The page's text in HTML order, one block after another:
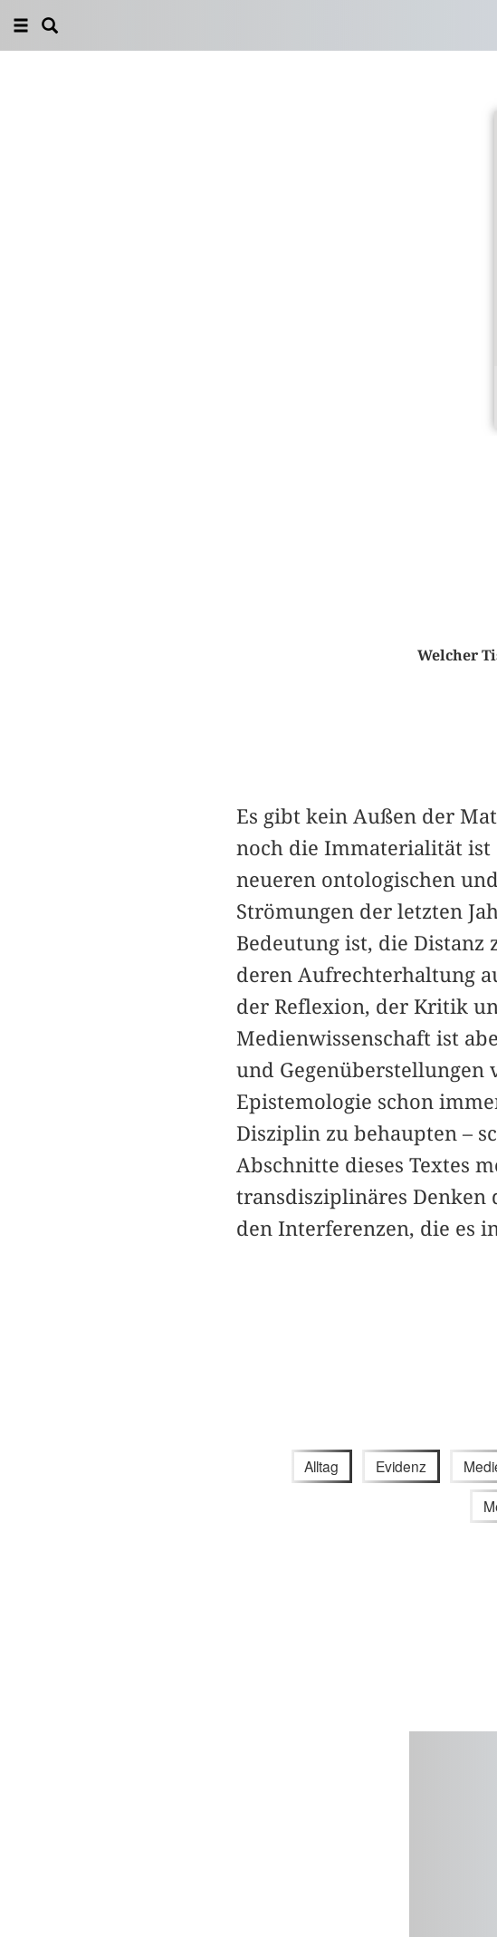
Welcher
Es gibt kein Außen der
noch die Immaterialität ist
neueren ontologischen
Strömungen der letzten
Bedeutung ist, die Distanz
deren Aufrechterhaltung
der Reflexion, der Kritik
Medienwissenschaft ist
und Gegenüberstellungen
Epistemologie schon
Disziplin zu behaupten –
Abschnitte dieses Textes
transdisziplinäres
den Interferenzen, die es
Alltag Evidenz